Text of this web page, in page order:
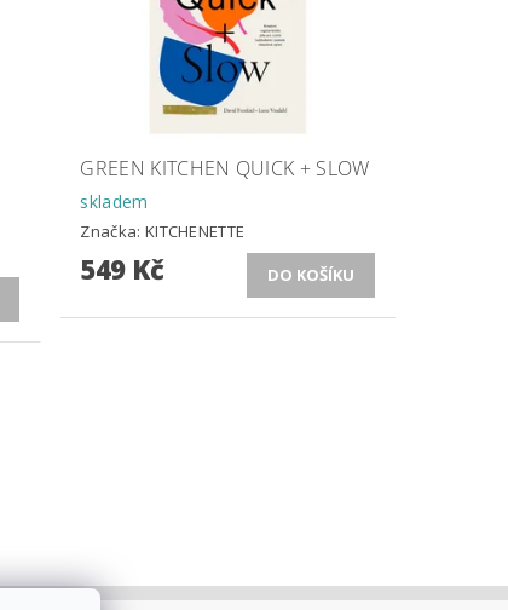
GREEN KITCHEN QUICK + SLOW
skladem
Značka: KITCHENETTE
549 Kč